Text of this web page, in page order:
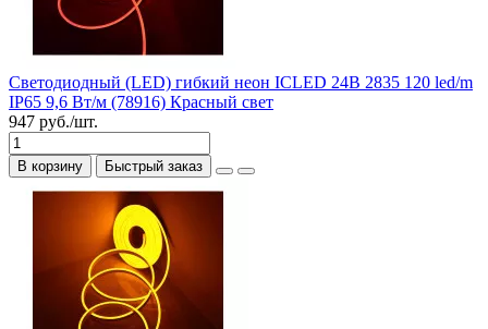
Светодиодный (LED) гибкий неон ICLED 24В 2835 120 led/m
IP65 9,6 Вт/м (78916) Красный свет
947 руб./шт.
В корзину Быстрый заказ